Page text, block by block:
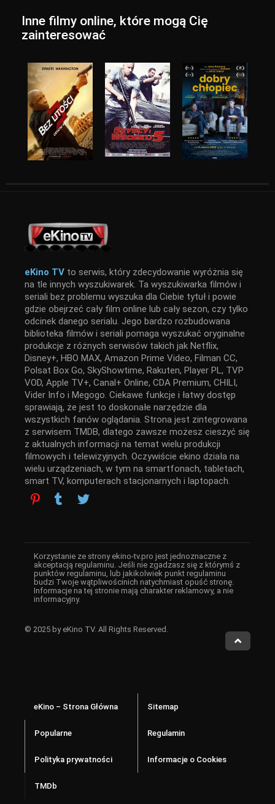
Inne filmy online, które mogą Cię
zainteresować
eKino TV to serwis, który zdecydowanie wyróżnia się
na tle innych wyszukiwarek. Ta wyszukiwarka filmów i
seriali bez problemu wyszuka dla Ciebie tytuł i powie
gdzie obejrzeć cały film online lub cały sezon, czy tylko
odcinek danego serialu. Jego bardzo rozbudowana
biblioteka filmów i seriali pomaga wyszukać oryginalne
produkcje z różnych serwisów takich jak Netflix,
Disney+, HBO MAX, Amazon Prime Video, Filman CC,
Polsat Box Go, SkyShowtime, Rakuten, Player PL, TVP
VOD, Apple TV+, Canal+ Online, CDA Premium, CHILI,
Vider Info i Megogo. Ciekawe funkcje i łatwy dostęp
sprawiają, że jest to doskonałe narzędzie dla
wszystkich fanów oglądania. Strona jest zintegrowana
z serwisem TMDB, dlatego zawsze możesz cieszyć się
z aktualnych informacji na temat wielu produkcji
filmowych i telewizyjnych. Oczywiście ekino działa na
wielu urządzeniach, w tym na smartfonach, tabletach,
smart TV, komputerach stacjonarnych i laptopach.
Korzystanie ze strony ekino-tv.pro jest jednoznaczne z
akceptacją regulaminu. Jeśli nie zgadzasz się z którymś z
punktów regulaminu, lub jakikolwiek punkt regulaminu
budzi Twoje wątpliwościnich natychmiast opuść stronę.
Informacje na tej stronie mają charakter reklamowy, a nie
informacyjny.
© 2025 by eKino TV. All Rights Reserved.
eKino – Strona Główna Sitemap
Popularne Regulamin
Polityka prywatności Informacje o Cookies
TMDb